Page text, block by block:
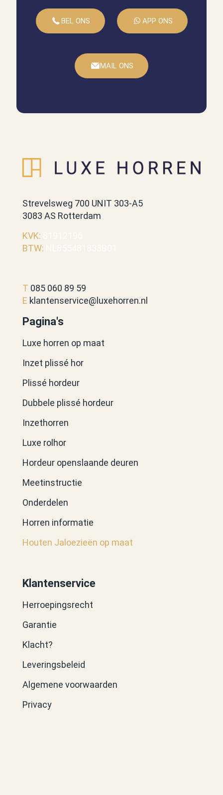
BEL ONS APP ONS
MAIL ONS
Strevelsweg 700 UNIT 303-A5
3083 AS Rotterdam
KVK:
BTW:
T 085 060 89 59
E klantenservice@luxehorren.nl
Pagina's
Luxe horren op maat
Inzet plissé hor
Plissé hordeur
Dubbele plissé hordeur
Inzethorren
Luxe rolhor
Hordeur openslaande deuren
Meetinstructie
Onderdelen
Horren informatie
Houten Jaloezieën op maat
Klantenservice
Herroepingsrecht
Garantie
Klacht?
Leveringsbeleid
Algemene voorwaarden
Privacy